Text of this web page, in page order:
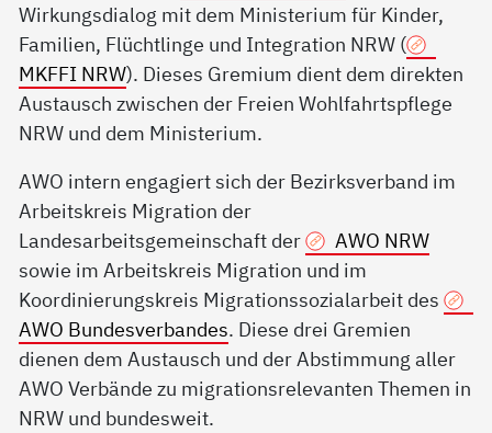
Wirkungsdialog mit dem Ministerium für Kinder,
Familien, Flüchtlinge und Integration NRW (
MKFFI NRW). Dieses Gremium dient dem direkten
Austausch zwischen der Freien Wohlfahrtspflege
NRW und dem Ministerium.
AWO intern engagiert sich der Bezirksverband im
Arbeitskreis Migration der
Landesarbeitsgemeinschaft der
AWO NRW
sowie im Arbeitskreis Migration und im
Koordinierungskreis Migrationssozialarbeit des
AWO Bundesverbandes. Diese drei Gremien
dienen dem Austausch und der Abstimmung aller
AWO Verbände zu migrationsrelevanten Themen in
NRW und bundesweit.